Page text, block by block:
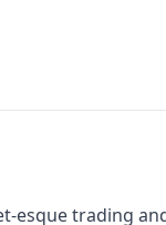
esque trading